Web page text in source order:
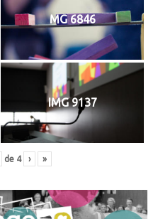
MG 6846
IMG 9137
de 4 › »